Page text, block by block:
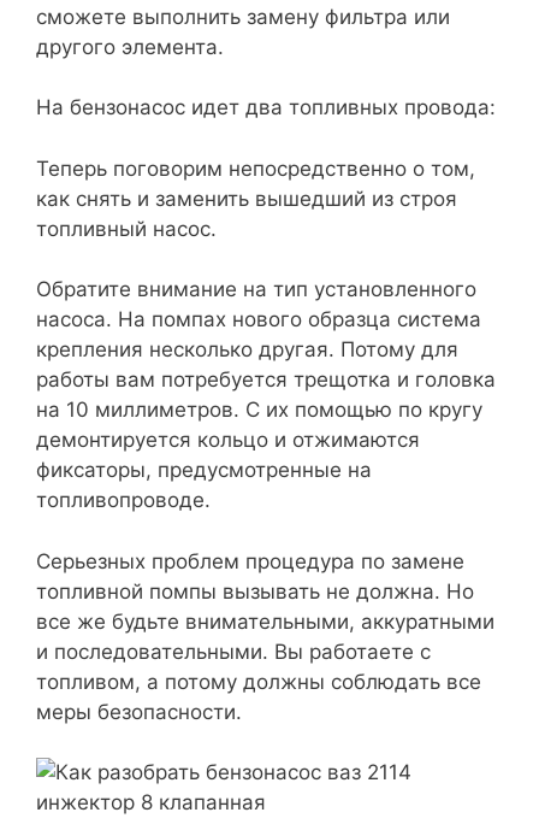
сможете выполнить замену фильтра или
другого элемента.
На бензонасос идет два топливных провода:
Теперь поговорим непосредственно о том,
как снять и заменить вышедший из строя
топливный насос.
Обратите внимание на тип установленного
насоса. На помпах нового образца система
крепления несколько другая. Потому для
работы вам потребуется трещотка и головка
на 10 миллиметров. С их помощью по кругу
демонтируется кольцо и отжимаются
фиксаторы, предусмотренные на
топливопроводе.
Серьезных проблем процедура по замене
топливной помпы вызывать не должна. Но
все же будьте внимательными, аккуратными
и последовательными. Вы работаете с
топливом, а потому должны соблюдать все
меры безопасности.